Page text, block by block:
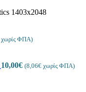
χωρίς ΦΠΑ)
10,00€ (8,06€ χωρίς ΦΠΑ)